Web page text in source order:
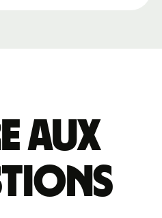
aux